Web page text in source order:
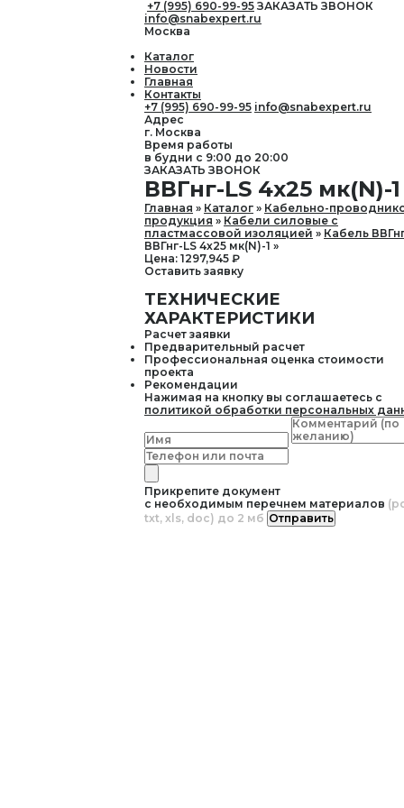
+7 (995) 690-99-95 ЗАКАЗАТЬ ЗВОНОК
info@snabexpert.ru
Москва
Каталог
Новости
Главная
Контакты
+7 (995) 690-99-95 info@snabexpert.ru
Адрес
г. Москва
Время работы
в будни с 9:00 до 20:00
ЗАКАЗАТЬ ЗВОНОК
ВВГнг-LS 4х25 мк(N)-1
Главная Каталог
Кабельно-
продукция
Кабели силовые с
пластмассовой изоляцией
Кабель
ВВГнг-LS 4х25 мк(N)-1
Цена: 1297,945 ₽
Оставить заявку
ТЕХНИЧЕСКИЕ
ХАРАКТЕРИСТИКИ
Расчет заявки
Предварительный расчет
Профессиональная оценка стоимости
проекта
Рекомендации
Нажимая на кнопку вы соглашаетесь с
политикой обработки персональных
Прикрепите документ
с необходимым перечнем материалов
txt, xls, doc) до 2 мб Отправить